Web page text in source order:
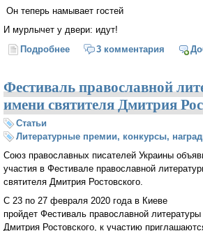
Он теперь намывает гостей
И мурлычет у двери: идут!
Подробнее о Дом снаружи -
3 комментария
Фестиваль православной
имени святителя Дмитрия
Статьи
Литературные премии, конкурсы,
Союз православных писателей Украины
участия в Фестивале православной
святителя Дмитрия Ростовского.
С 23 по 27 февраля 2020 года в Киеве
пройдет Фестиваль православной
Дмитрия Ростовского, к участию